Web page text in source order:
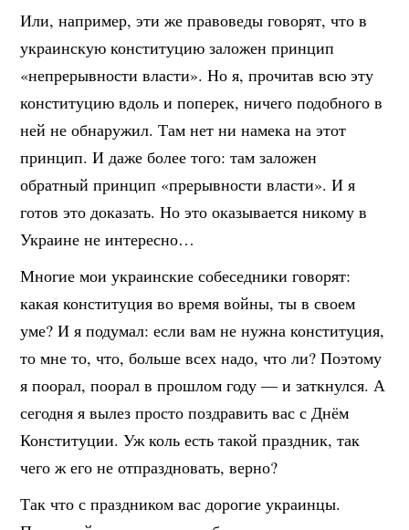
Или, например, эти же правоведы говорят, что в
украинскую конституцию заложен принцип
«непрерывности власти». Но я, прочитав всю эту
конституцию вдоль и поперек, ничего подобного в
ней не обнаружил. Там нет ни намека на этот
принцип. И даже более того: там заложен
обратный принцип «прерывности власти». И я
готов это доказать. Но это оказывается никому в
Украине не интересно…
Многие мои украинские собеседники говорят:
какая конституция во время войны, ты в своем
уме? И я подумал: если вам не нужна конституция,
то мне то, что, больше всех надо, что ли? Поэтому
я поорал, поорал в прошлом году — и заткнулся. А
сегодня я вылез просто поздравить вас с Днём
Конституции. Уж коль есть такой праздник, так
чего ж его не отпраздновать, верно?
Так что с праздником вас дорогие украинцы.